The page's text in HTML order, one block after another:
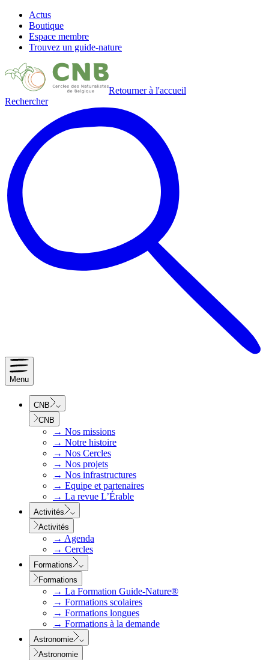
Actus
Boutique
Espace membre
Trouvez un guide-nature
Retourner à l'accueil
Rechercher
Menu
CNB
CNB
→ Nos missions
→ Notre histoire
→ Nos Cercles
→ Nos projets
→ Nos infrastructures
→ Equipe et partenaires
→ La revue L’Érable
Activités
Activités
→ Agenda
→ Cercles
Formations
Formations
→ La Formation Guide-Nature®
→ Formations scolaires
→ Formations longues
→ Formations à la demande
Astronomie
Astronomie